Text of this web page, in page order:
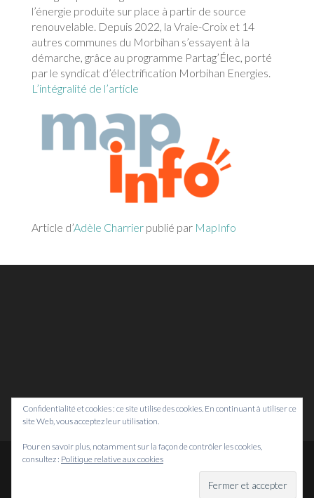
l’énergie produite sur place à partir de source
renouvelable. Depuis 2022, la Vraie-Croix et 14
autres communes du Morbihan s’essayent à la
démarche, grâce au programme Partag’Élec, porté
par le syndicat d’électrification Morbihan Energies.
L’intégralité de l’article
Article d’Adèle Charrierpublié par MapInfo
2026
Confidentialité et cookies : ce site utilise des cookies. En continuant à utiliser ce
site Web, vous acceptez leur utilisation.
Pour en savoir plus, notamment sur la façon de contrôler les cookies,
consultez : Politique relative aux cookies